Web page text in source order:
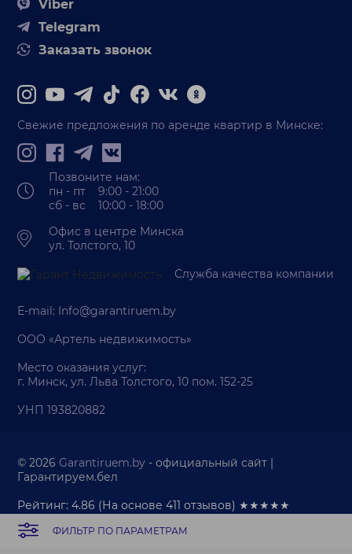
ФИЛЬТР ПО ПАРАМЕТРАМ
Viber
Telegram
Заказать звонок
Свежие предложения по аренде квартир в Минске:
Позвоните нам:
пн - пт 9:00 - 21:00
сб - вс 10:00 - 18:00
Офис в центре Минска
ул. Толстого, 10
Служба качества компании
E-mail: Info@garantiruem.by
ООО «Артель недвижимость»
Место оказания услуг:
г. Минск, ул. Льва Толстого, 10 пом. 152-25
УНП 193820882
© 2026Garantiruem.by - официальный сайт |
Гарантируем.бел
Рейтинг: 4.86 (На основе411 отзывов) ★★★★★
Палата риэлтеров